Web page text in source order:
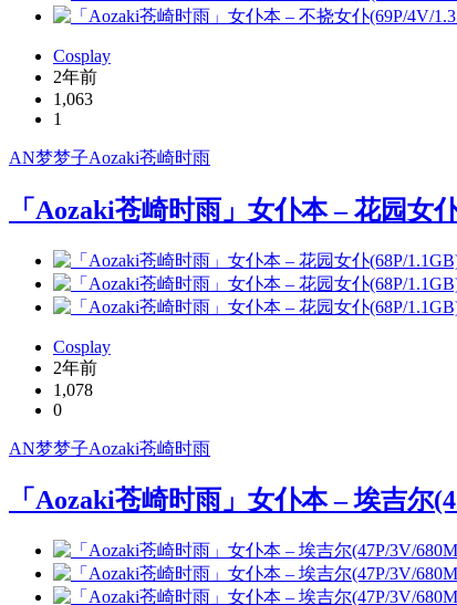
Cosplay
2年前
1,063
1
AN梦梦子Aozaki苍崎时雨
「Aozaki苍崎时雨」女仆本 – 花园女
Cosplay
2年前
1,078
0
AN梦梦子Aozaki苍崎时雨
「Aozaki苍崎时雨」女仆本 – 埃吉尔